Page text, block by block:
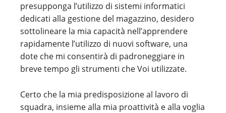
presupponga l’utilizzo di sistemi informatici
dedicati alla gestione del magazzino, desidero
sottolineare la mia capacità nell’apprendere
rapidamente l’utilizzo di nuovi software, una
dote che mi consentirà di padroneggiare in
breve tempo gli strumenti che Voi utilizzate.
Certo che la mia predisposizione al lavoro di
squadra, insieme alla mia proattività e alla voglia